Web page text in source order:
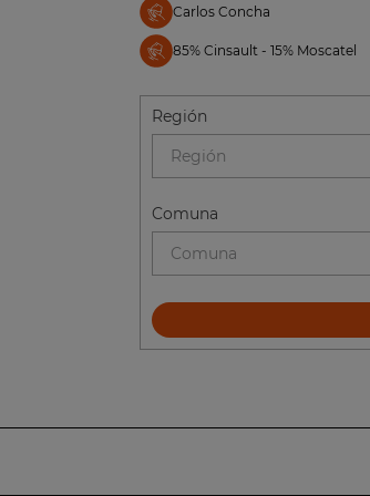
Carlos Concha
85% Cinsault - 15% Moscatel
Región
Región
Comuna
Comuna